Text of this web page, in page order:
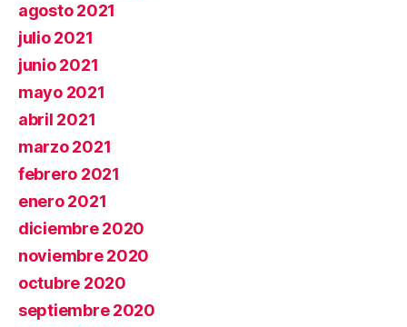
agosto 2021
julio 2021
junio 2021
mayo 2021
abril 2021
marzo 2021
febrero 2021
enero 2021
diciembre 2020
noviembre 2020
octubre 2020
septiembre 2020